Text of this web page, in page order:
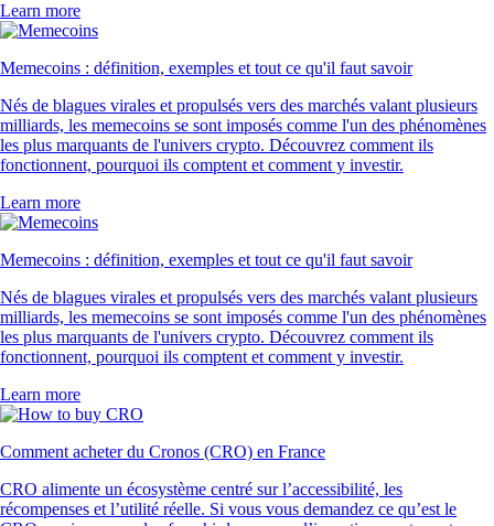
Learn more
Memecoins : définition, exemples et tout ce qu'il faut savoir
Nés de blagues virales et propulsés vers des marchés valant plusieurs
milliards, les memecoins se sont imposés comme l'un des phénomènes
les plus marquants de l'univers crypto. Découvrez comment ils
fonctionnent, pourquoi ils comptent et comment y investir.
Learn more
Memecoins : définition, exemples et tout ce qu'il faut savoir
Nés de blagues virales et propulsés vers des marchés valant plusieurs
milliards, les memecoins se sont imposés comme l'un des phénomènes
les plus marquants de l'univers crypto. Découvrez comment ils
fonctionnent, pourquoi ils comptent et comment y investir.
Learn more
Comment acheter du Cronos (CRO) en France
CRO alimente un écosystème centré sur l’accessibilité, les
récompenses et l’utilité réelle. Si vous vous demandez ce qu’est le